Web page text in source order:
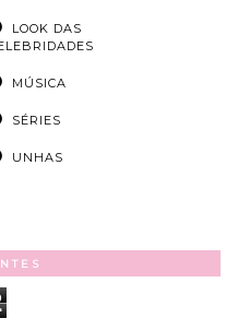
LOOK DAS
MÚSICA
SÉRIES
UNHAS